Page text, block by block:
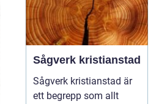
Sågverk kristianstad
Sågverk kristianstad är
ett begrepp som allt